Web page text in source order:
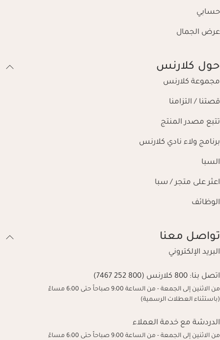
حسابي
عرض الجمال
حول كلارنس
مجموعة كلارنس
قصتنا / التزامنا
تتبع مصدر المنتج
برنامج ولاء نادي كلارنس
السبا
اعثر على متجر / سبا
الوظائف
تواصل معنا
البريد الإلكتروني
اتصل بنا: 800 كلارنس (800 252 7467)
من الاثنين إلى الجمعة - من الساعة 9:00 صباحاً حتى 6:00 مساءً
(باستثناء العطلات الرسمية)
الدردشة مع خدمة العملاء
من الاثنين إلى الجمعة - من الساعة 9:00 صباحاً حتى 6:00 مساءً